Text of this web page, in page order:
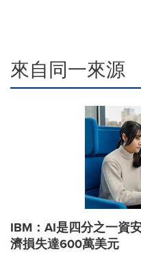
來自同一來源
IBM：AI是四分之一資
濟損失達600萬美元